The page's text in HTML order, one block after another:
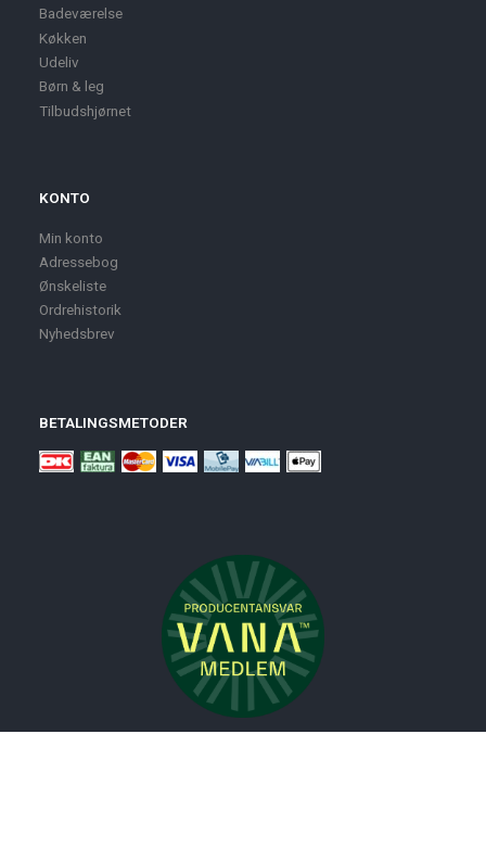
Badeværelse
Køkken
Udeliv
Børn & leg
Tilbudshjørnet
KONTO
Min konto
Adressebog
Ønskeliste
Ordrehistorik
Nyhedsbrev
BETALINGSMETODER